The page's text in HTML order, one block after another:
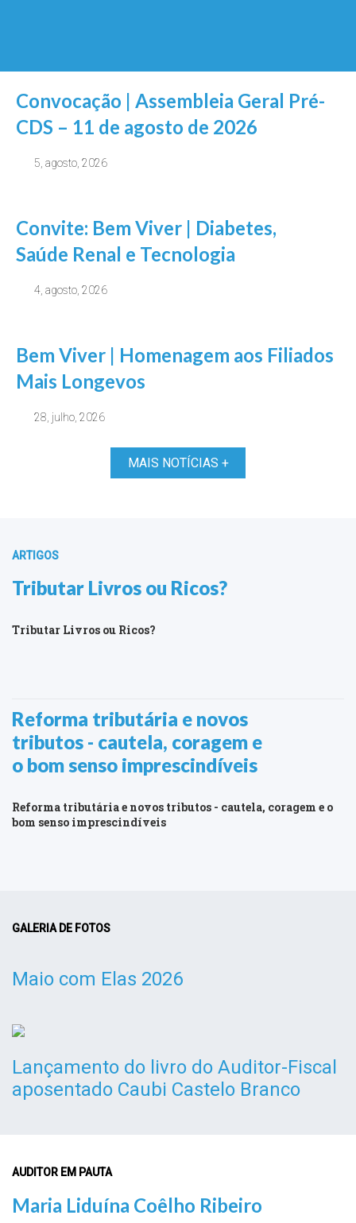
Convocação | Assembleia Geral Pré-
CDS – 11 de agosto de 2026
5, agosto, 2026
Convite: Bem Viver | Diabetes,
Saúde Renal e Tecnologia
4, agosto, 2026
Bem Viver | Homenagem aos Filiados
Mais Longevos
28, julho, 2026
MAIS NOTÍCIAS +
ARTIGOS
Tributar Livros ou Ricos?
Tributar Livros ou Ricos?
Reforma tributária e novos
tributos - cautela, coragem e
o bom senso imprescindíveis
Reforma tributária e novos tributos - cautela, coragem e o
bom senso imprescindíveis
GALERIA DE FOTOS
Maio com Elas 2026
Lançamento do livro do Auditor-Fiscal
aposentado Caubi Castelo Branco
AUDITOR EM PAUTA
Maria Liduína Coêlho Ribeiro